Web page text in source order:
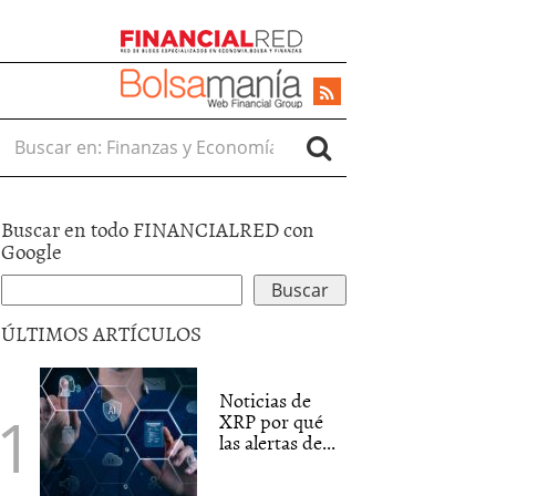
Buscar en:
Buscar en todo FINANCIALRED con
Google
ÚLTIMOS ARTÍCULOS
Noticias de
XRP por qué
las alertas de...